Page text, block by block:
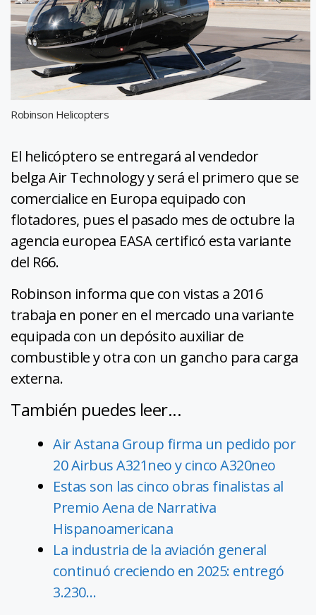
Robinson Helicopters
El helicóptero se entregará al vendedor
belga Air Technology y será el primero que se
comercialice en Europa equipado con
flotadores, pues el pasado mes de octubre la
agencia europea EASA certificó esta variante
del R66.
Robinson informa que con vistas a 2016
trabaja en poner en el mercado una variante
equipada con un depósito auxiliar de
combustible y otra con un gancho para carga
externa.
También puedes leer...
Air Astana Group firma un pedido por
20 Airbus A321neo y cinco A320neo
Estas son las cinco obras finalistas al
Premio Aena de Narrativa
Hispanoamericana
La industria de la aviación general
continuó creciendo en 2025: entregó
3.230…